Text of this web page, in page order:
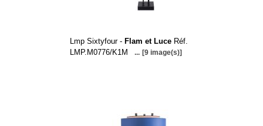
Lmp Sixtyfour - Flam et LuceRéf.
LMP.M0776/K1M
... [9 image(s)]